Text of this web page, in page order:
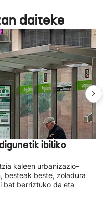
daiteke
ibiliko
kaleen urbanizazio-
besteak beste, zoladura
bat berriztuko da eta